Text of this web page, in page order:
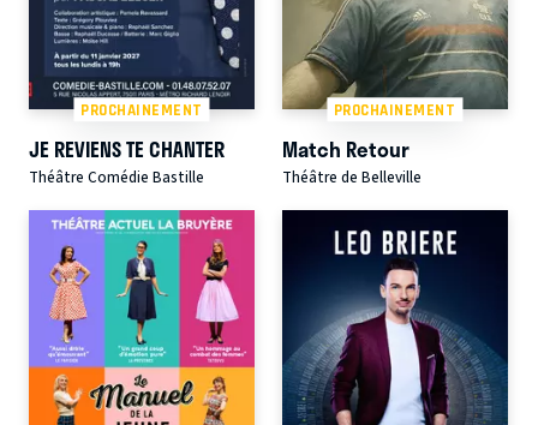
PROCHAINEMENT
JE REVIENS TE CHANTER
Théâtre Comédie Bastille
PROCHAINEMENT
Match Retour
Théâtre de Belleville